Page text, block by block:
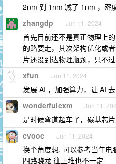
2nm 到 1nm 减了 1nm ，密
zhangdp Jun 11, 2024
首先目前还不是真正物理上
的路要走，其次架构优化或
片还没到达物理瓶颈，只不
xfun Jun 11, 2024
发展 AI ，加强算力，让 AI 去
wonderfulcxm Jun 11,
是时候弯道超车了，碳基芯
cvooc Jun 11, 2024
换个角度想, 可以参考当年
四路骁龙 往上堆也不一定